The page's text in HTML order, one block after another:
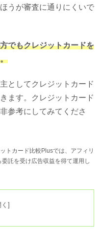
うが審査に通りにくいで
でもクレジットカードを
としてクレジットカード
ます。クレジットカード
参考にしてみてくださ
トカード比較Plusでは、アフィリ
託を受け広告収益を得て運用し